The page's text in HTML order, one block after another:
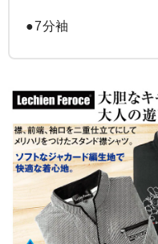
●7分袖